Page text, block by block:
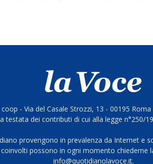
- Via del Casale Strozzi, 13 - 00195
testata dei contributi di cui alla legge n°250/
provengono in prevalenza da Internet e
possono in ogni momento chiederne
info@quotidianolavoce.it.